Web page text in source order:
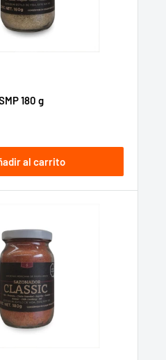
180 g
al carrito